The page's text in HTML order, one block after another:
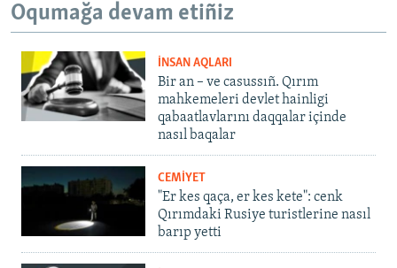
Oqumağa devam etiñiz
İNSAN AQLARI
Bir an – ve casussıñ. Qırım
mahkemeleri devlet hainligi
qabaatlavlarını daqqalar içinde
nasıl baqalar
CEMİYET
"Er kes qaça, er kes kete": cenk
Qırımdaki Rusiye turistlerine nasıl
barıp yetti